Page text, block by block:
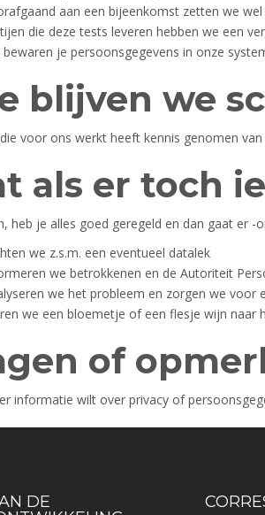
aan een bijeenkomst zetten we
die deze tests leveren hebben we een
bewaren je persoonsgegevens in onze
blijven we
voor ons werkt heeft kennis genomen
als er toch
heb je alles goed geregeld en dan gaat er
we z.s.m. een eventueel datalek
we betrokkenen en de Autoriteit
we het probleem en zorgen we
we een bloemetje of een flesje wijn naar
of
informatie wilt over privacy of
DE